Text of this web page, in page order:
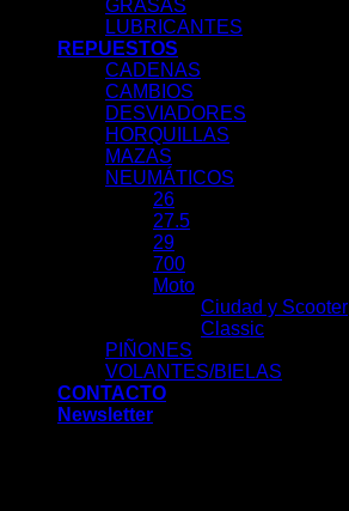
GRASAS
LUBRICANTES
REPUESTOS
CADENAS
CAMBIOS
DESVIADORES
HORQUILLAS
MAZAS
NEUMÁTICOS
26
27.5
29
700
Moto
Ciudad y Scooter
Classic
PIÑONES
VOLANTES/BIELAS
CONTACTO
Newsletter